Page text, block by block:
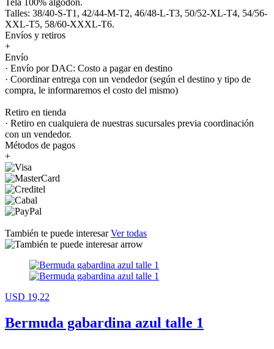
Talles: 38/40-S-T1, 42/44-M-T2, 46/48-L-T3, 50/52-XL-T4, 54/56-
XXL-T5, 58/60-XXXL-T6.
Envíos y retiros
+
Envío
· Envío por DAC: Costo a pagar en destino
· Coordinar entrega con un vendedor (según el destino y tipo de
compra, le informaremos el costo del mismo)
Retiro en tienda
· Retiro en cualquiera de nuestras sucursales previa coordinación
con un vendedor.
Métodos de pagos
+
También te puede interesarVer todas
USD 19,22
Bermuda gabardina azul talle 1